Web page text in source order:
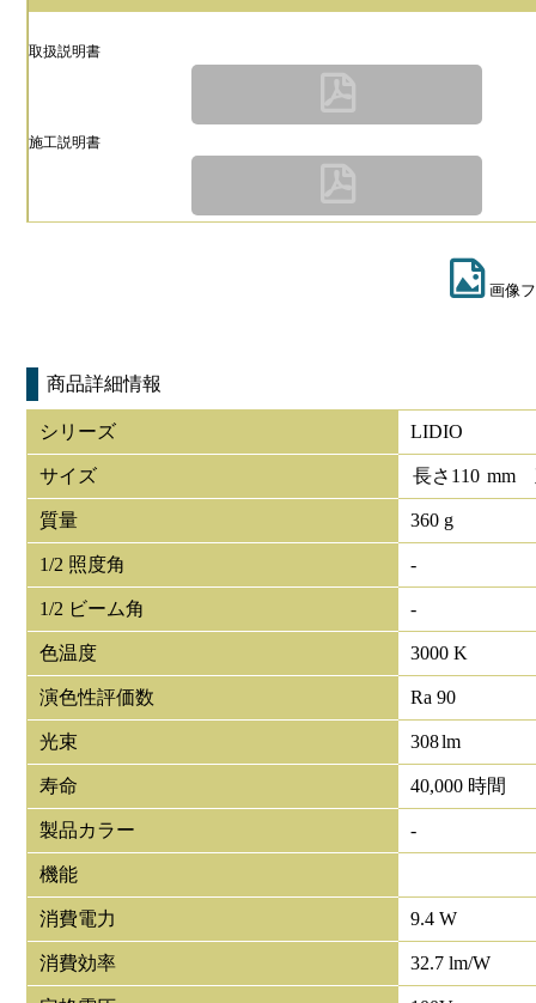
取扱説明書
施工説明書
画像
商品詳細情報
シリーズ LIDIO
サイズ 長さ 110 mm
質量 360 g
1/2 照度角 -
1/2 ビーム角 -
色温度 3000 K
演色性評価数 Ra 90
光束 308lm
寿命 40,000 時間
製品カラー -
機能
消費電力 9.4 W
消費効率 32.7 lm/W